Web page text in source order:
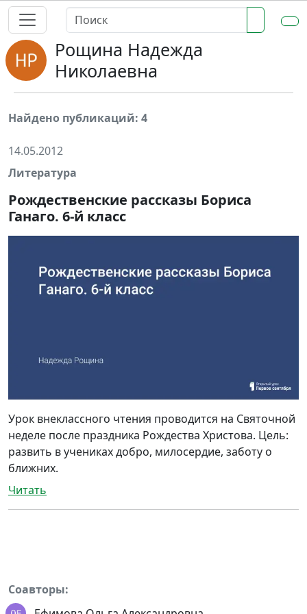
Рощина Надежда
Николаевна
Найдено публикаций: 4
14.05.2012
Литература
Рождественские рассказы Бориса
Ганаго. 6-й класс
Урок внеклассного чтения проводится на Святочной
неделе после праздника Рождества Христова. Цель:
развить в учениках добро, милосердие, заботу о
ближних.
Читать
Соавторы: